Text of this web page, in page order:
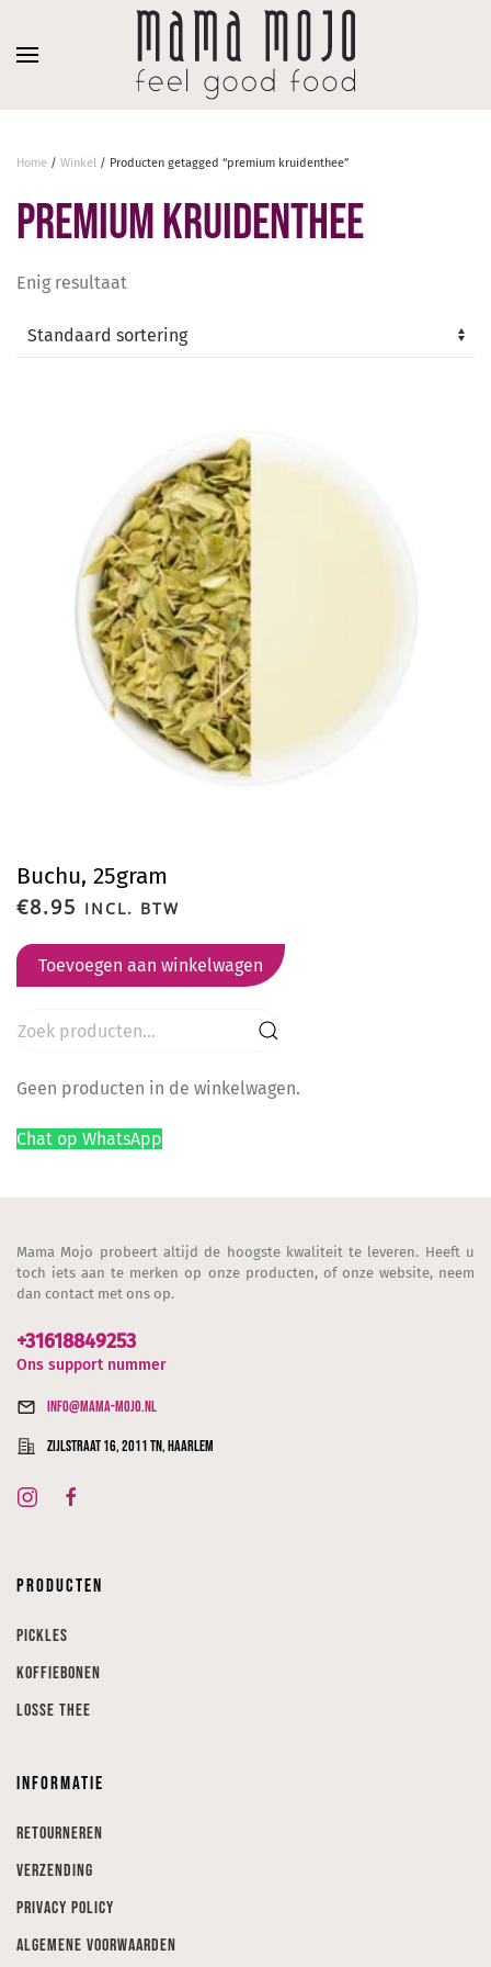
Overslaan en naar de inhoud gaan
Home / Winkel / Producten getagged “premium kruidenthee”
premium kruidenthee
Enig resultaat
Buchu, 25gram
€8.95 INCL. BTW
Toevoegen aan winkelwagen
Zoeken
Geen producten in de winkelwagen.
Chat op WhatsApp
Mama Mojo probeert altijd de hoogste kwaliteit te leveren. Heeft u
toch iets aan te merken op onze producten, of onze website, neem
dan contact met ons op.
+31618849253
Ons support nummer
info@mama-mojo.nl
Zijlstraat 16, 2011 TN, Haarlem
Producten
Pickles
Koffiebonen
Losse thee
Informatie
Retourneren
Verzending
Privacy Policy
Algemene voorwaarden